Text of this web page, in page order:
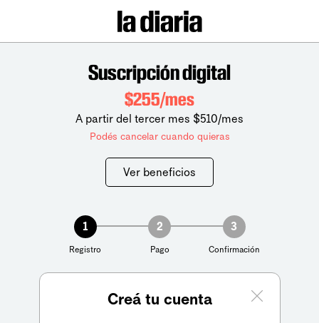
Suscripción digital
$255/mes
A partir del tercer mes $510/mes
Podés cancelar cuando quieras
Ver beneficios
1
Registro
2
Pago
3
Confirmación
Creá tu cuenta